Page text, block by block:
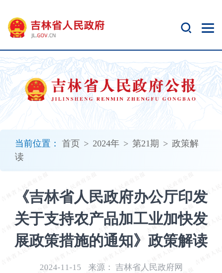
当前位置： 首页 > 2024年 > 第21期 > 政策解
读
《吉林省人民政府办公厅印发
关于支持农产品加工业加快发
展政策措施的通知》政策解读
2024-11-15 来源： 吉林省人民政府网
开
无
障
碍
说
明
加